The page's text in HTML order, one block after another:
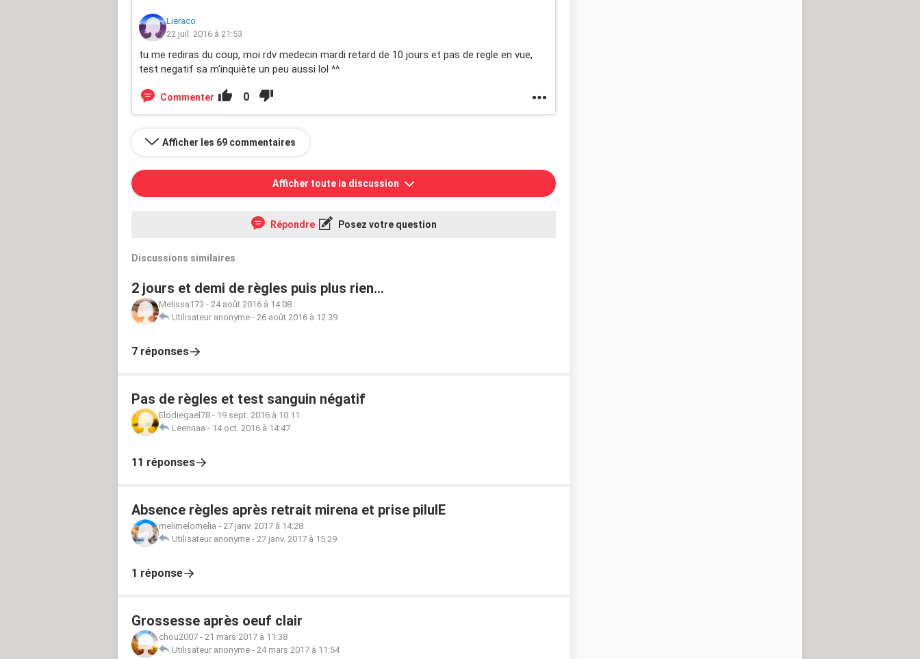
Lieraco
22 juil. 2016 à 21:53
tu me rediras du coup, moi rdv medecin mardi retard de 10 jours et pas de regle en vue,
test negatif sa m'inquiète un peu aussi lol ^^
Commenter 0
Afficher les 69 commentaires
Afficher toute la discussion
Répondre Posez votre question
Discussions similaires
2 jours et demi de règles puis plus rien...
Melissa173 - 24 août 2016 à 14:08
Utilisateur anonyme - 26 août 2016 à 12:39
7 réponses
Pas de règles et test sanguin négatif
Elodiegael78 - 19 sept. 2016 à 10:11
Leennaa - 14 oct. 2016 à 14:47
11 réponses
Absence règles après retrait mirena et prise pilulE
melimelomelia - 27 janv. 2017 à 14:28
Utilisateur anonyme - 27 janv. 2017 à 15:29
1 réponse
Grossesse après oeuf clair
chou2007 - 21 mars 2017 à 11:38
Utilisateur anonyme - 24 mars 2017 à 11:54